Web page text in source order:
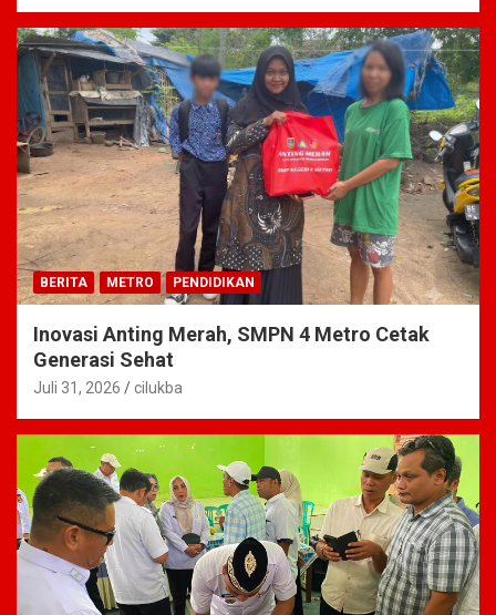
BERITA METRO PENDIDIKAN
Inovasi Anting Merah, SMPN 4 Metro Cetak
Generasi Sehat
Juli 31, 2026 cilukba